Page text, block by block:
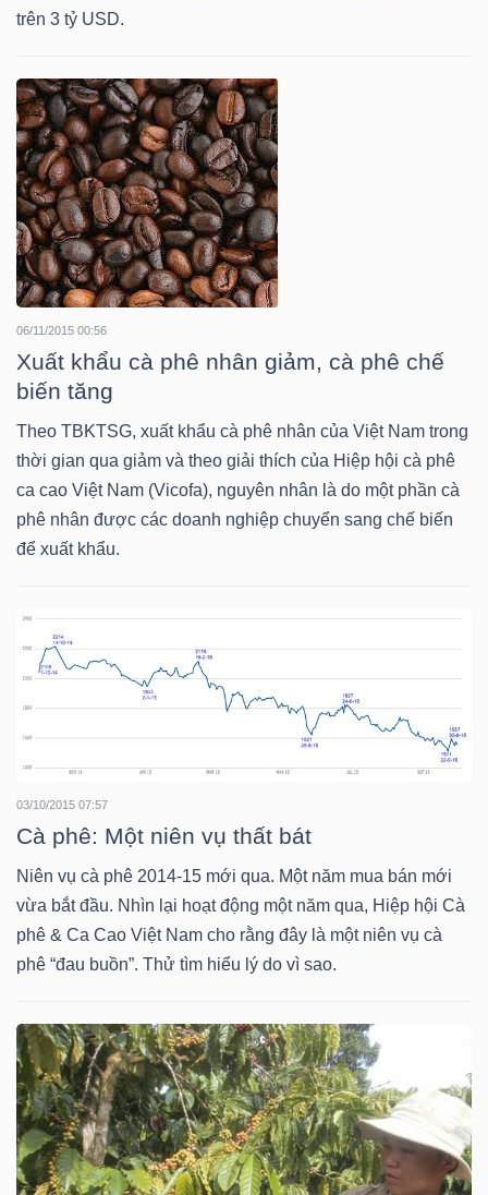
trên 3 tỷ USD.
06/11/2015 00:56
Xuất khẩu cà phê nhân giảm, cà phê chế
biến tăng
Theo TBKTSG, xuất khẩu cà phê nhân của Việt Nam trong
thời gian qua giảm và theo giải thích của Hiệp hội cà phê
ca cao Việt Nam (Vicofa), nguyên nhân là do một phần cà
phê nhân được các doanh nghiệp chuyển sang chế biến
để xuất khẩu.
03/10/2015 07:57
Cà phê: Một niên vụ thất bát
Niên vụ cà phê 2014-15 mới qua. Một năm mua bán mới
vừa bắt đầu. Nhìn lại hoạt động một năm qua, Hiệp hội Cà
phê & Ca Cao Việt Nam cho rằng đây là một niên vụ cà
phê “đau buồn”. Thử tìm hiểu lý do vì sao.
ĐẦU
TRUY
XUẤT
DỮ
LIỆU
Ngành
(-)
VS-
SECTOR
NĂNG
TIÊU
DÙNG
KHÔNG
THIẾT